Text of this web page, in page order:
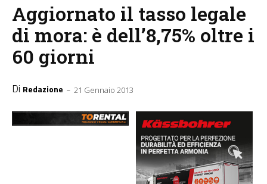
Aggiornato il tasso legale
di mora: è dell’8,75% oltre i
60 giorni
Di Redazione - 21 Gennaio 2013